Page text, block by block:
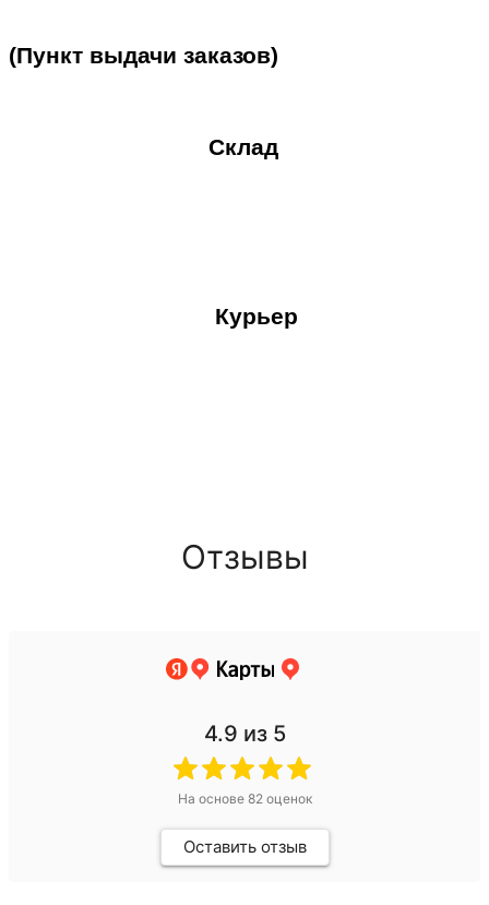
(Пункт выдачи заказов)
Склад
Курьер